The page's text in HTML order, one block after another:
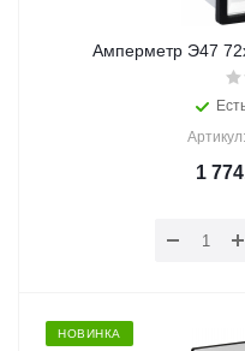
Амперметр Э47
1
НОВИНКА